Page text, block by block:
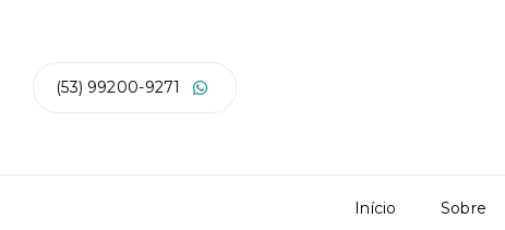
(53) 99200-9271
Início Sobre